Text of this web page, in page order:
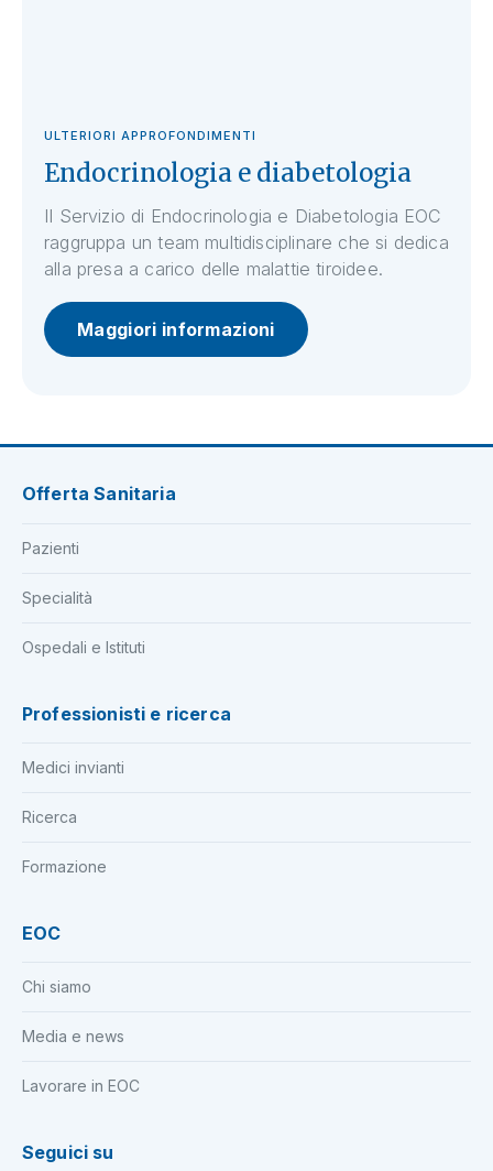
ULTERIORI APPROFONDIMENTI
Endocrinologia e diabetologia
Il Servizio di Endocrinologia e Diabetologia EOC
raggruppa un team multidisciplinare che si dedica
alla presa a carico delle malattie tiroidee.
Maggiori informazioni
Offerta Sanitaria
Pazienti
Specialità
Ospedali e Istituti
Professionisti e ricerca
Medici invianti
Ricerca
Formazione
EOC
Chi siamo
Media e news
Lavorare in EOC
Seguici su